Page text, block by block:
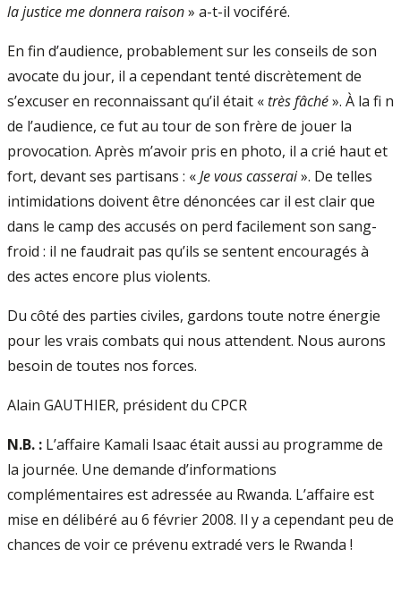
la justice me donnera raison» a-t-il vociféré.
En fin d’audience, probablement sur les conseils de son
avocate du jour, il a cependant tenté discrètement de
s’excuser en reconnaissant qu’il était «très fâché». À la fi n
de l’audience, ce fut au tour de son frère de jouer la
provocation. Après m’avoir pris en photo, il a crié haut et
fort, devant ses partisans : «Je vous casserai». De telles
intimidations doivent être dénoncées car il est clair que
dans le camp des accusés on perd facilement son sang-
froid : il ne faudrait pas qu’ils se sentent encouragés à
des actes encore plus violents.
Du côté des parties civiles, gardons toute notre énergie
pour les vrais combats qui nous attendent. Nous aurons
besoin de toutes nos forces.
Alain GAUTHIER, président du CPCR
N.B. : L’affaire Kamali Isaac était aussi au programme de
la journée. Une demande d’informations
complémentaires est adressée au Rwanda. L’affaire est
mise en délibéré au 6 février 2008. Il y a cependant peu de
chances de voir ce prévenu extradé vers le Rwanda !